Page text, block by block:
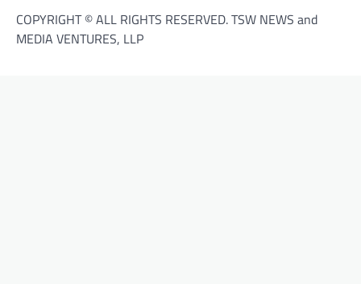
COPYRIGHT © ALL RIGHTS RESERVED. TSW NEWS and
MEDIA VENTURES, LLP